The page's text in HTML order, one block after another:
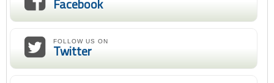
FOLLOW US ON
Twitter